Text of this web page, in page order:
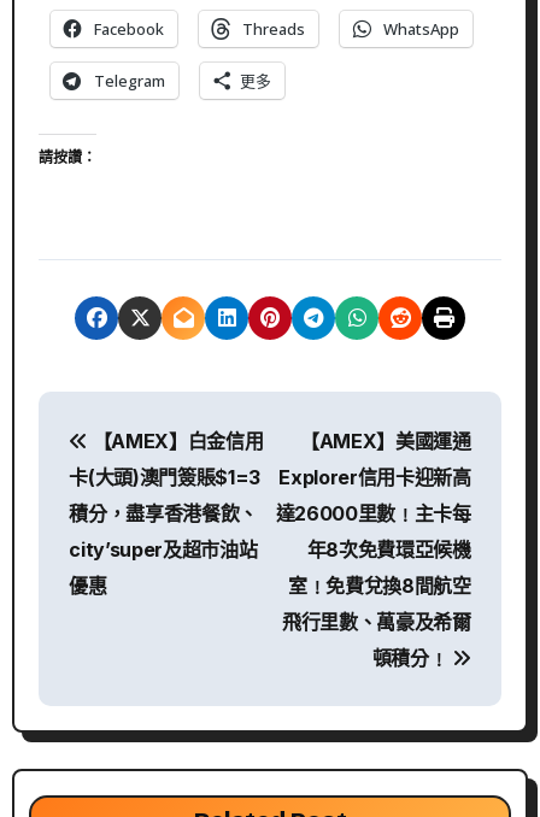
Facebook Threads WhatsApp
Telegram 更多
請按讚：
文
章
導
覽
【AMEX】白金信用
卡(大頭)澳門簽賬$1=3
積分，盡享香港餐飲、
city’super及超市油站
優惠
【AMEX】美國運通
Explorer信用卡迎新高
達26000里數﹗主卡每
年8次免費環亞候機
室﹗免費兌換8間航空
飛行里數、萬豪及希爾
頓積分﹗